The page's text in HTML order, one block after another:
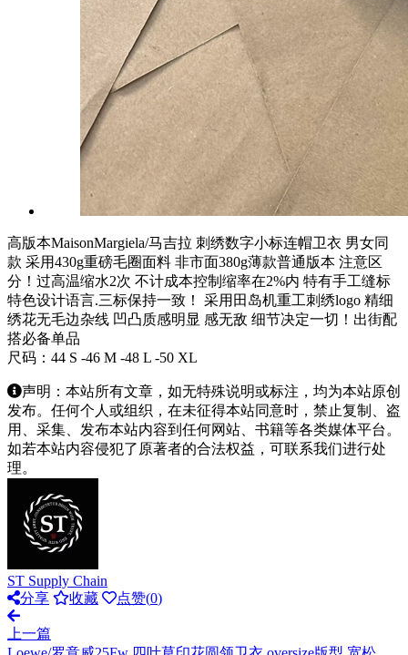
高版本MaisonMargiela/马吉拉 刺绣数字小标连帽卫衣 男女同
款 采用430g重磅毛圈面料 非市面380g薄款普通版本 注意区
分！过高温缩水2次 不计成本控制缩率在2%内 特有手工缝标
特色设计语言.三标保持一致！ 采用田岛机重工刺绣logo 精细
绣花无毛边杂线 凹凸质感明显 感无敌 细节决定一切！出街配
搭必备单品
尺码：44 S -46 M -48 L -50 XL
声明：本站所有文章，如无特殊说明或标注，均为本站原创
发布。任何个人或组织，在未征得本站同意时，禁止复制、盗
用、采集、发布本站内容到任何网站、书籍等各类媒体平台。
如若本站内容侵犯了原著者的合法权益，可联系我们进行处
理。
ST Supply Chain
分享
收藏 点赞(0)
上一篇